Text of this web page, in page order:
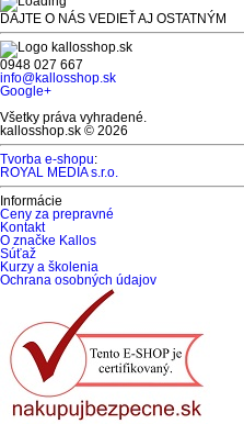
DAJTE O NÁS VEDIEŤ AJ OSTATNÝM
0948 027 667
info@kallosshop.sk
Google+
Všetky práva vyhradené.
kallosshop.sk © 2026
Tvorba e-shopu:
ROYAL MEDIA s.r.o.
Informácie
Ceny za prepravné
Kontakt
O značke Kallos
Súťaž
Kurzy a školenia
Ochrana osobných údajov